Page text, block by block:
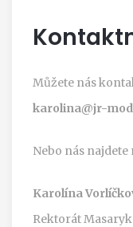
Můžete nás
karolina@jr-
Nebo nás najdete
Karolína
Rektorát